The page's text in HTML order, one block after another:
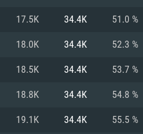
권장 사
운영체제:
프로세서:
메모리: 16
은 지
권장 사
운영체제:
프로세서:
권장 사
운영체제:
프로세서:
메모리: 16
17.5K 34.4K 51.0 %
18.0K 34.4K 52.3 %
18.5K 34.4K 53.7 %
18.8K 34.4K 54.8 %
19.1K 34.4K 55.5 %